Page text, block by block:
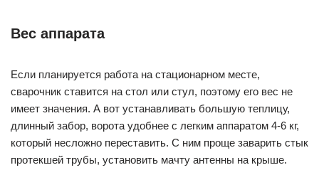
Вес аппарата
Если планируется работа на стационарном месте,
сварочник ставится на стол или стул, поэтому его вес не
имеет значения. А вот устанавливать большую теплицу,
длинный забор, ворота удобнее с легким аппаратом 4-6 кг,
который несложно переставить. С ним проще заварить стык
протекшей трубы, установить мачту антенны на крыше.